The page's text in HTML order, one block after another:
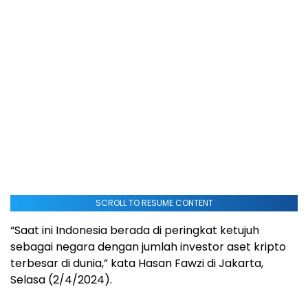
SCROLL TO RESUME CONTENT
“Saat ini Indonesia berada di peringkat ketujuh
sebagai negara dengan jumlah investor aset kripto
terbesar di dunia,” kata Hasan Fawzi di Jakarta,
Selasa (2/4/2024).